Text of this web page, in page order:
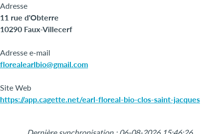
Adresse
11 rue d'Obterre
10290 Faux-Villecerf
Adresse e-mail
florealearlbio@gmail.com
Site Web
https://app.cagette.net/earl-floreal-bio-clos-saint-jacques